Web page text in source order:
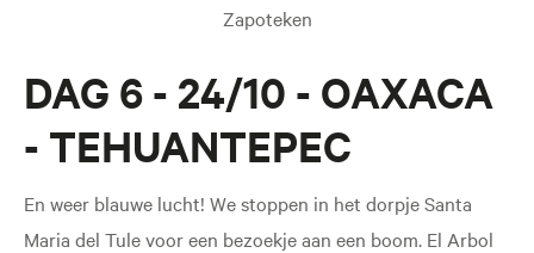
Zapoteken
DAG 6 - 24/10 - OAXACA
- TEHUANTEPEC
En weer blauwe lucht! We stoppen in het dorpje Santa
Maria del Tule voor een bezoekje aan een boom. El Arbol